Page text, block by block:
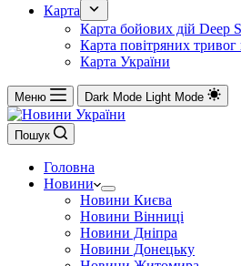
Карта
Карта бойових дій Deep
Карта повітряних тривог
Карта України
Меню Dark Mode Light Mode
Пошук
Головна
Новини
Новини Києва
Новини Вінниці
Новини Дніпра
Новини Донецьку